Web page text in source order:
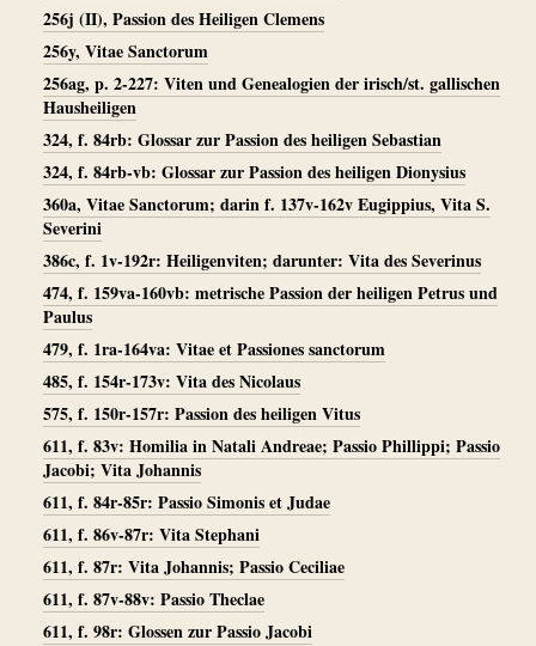
256j (II), Passion des Heiligen Clemens
256y, Vitae Sanctorum
256ag, p. 2-227: Viten und Genealogien der irisch/st. gallischen
Hausheiligen
324, f. 84rb: Glossar zur Passion des heiligen Sebastian
324, f. 84rb-vb: Glossar zur Passion des heiligen Dionysius
360a, Vitae Sanctorum; darin f. 137v-162v Eugippius, Vita S.
Severini
386c, f. 1v-192r: Heiligenviten; darunter: Vita des Severinus
474, f. 159va-160vb: metrische Passion der heiligen Petrus und
Paulus
479, f. 1ra-164va: Vitae et Passiones sanctorum
485, f. 154r-173v: Vita des Nicolaus
575, f. 150r-157r: Passion des heiligen Vitus
611, f. 83v: Homilia in Natali Andreae; Passio Phillippi; Passio
Jacobi; Vita Johannis
611, f. 84r-85r: Passio Simonis et Judae
611, f. 86v-87r: Vita Stephani
611, f. 87r: Vita Johannis; Passio Ceciliae
611, f. 87v-88v: Passio Theclae
611, f. 98r: Glossen zur Passio Jacobi